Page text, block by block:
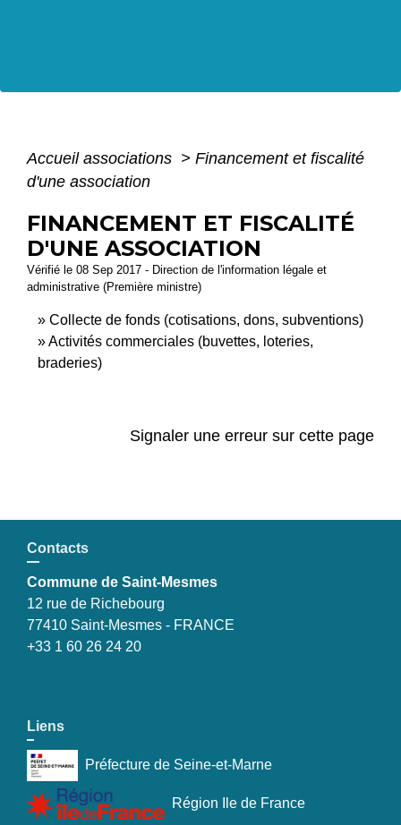
Accueil associations > Financement et fiscalité
d'une association
FINANCEMENT ET FISCALITÉ
D'UNE ASSOCIATION
Vérifié le 08 Sep 2017 - Direction de l'information légale et
administrative (Première ministre)
Collecte de fonds (cotisations, dons, subventions)
Activités commerciales (buvettes, loteries,
braderies)
Signaler une erreur sur cette page
Contacts
Commune de Saint-Mesmes
12 rue de Richebourg
77410 Saint-Mesmes - FRANCE
+33 1 60 26 24 20
Liens
Préfecture de Seine-et-Marne
Région Ile de France